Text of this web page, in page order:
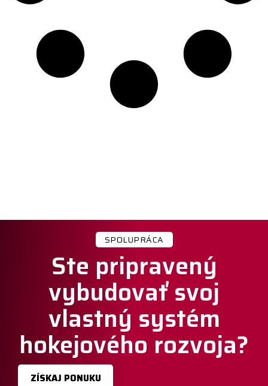
SPOLUPRÁCA
Ste pripravený
vybudovať svoj
vlastný systém
hokejového rozvoja?
ZÍSKAJ PONUKU